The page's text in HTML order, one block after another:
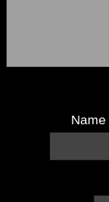
Name